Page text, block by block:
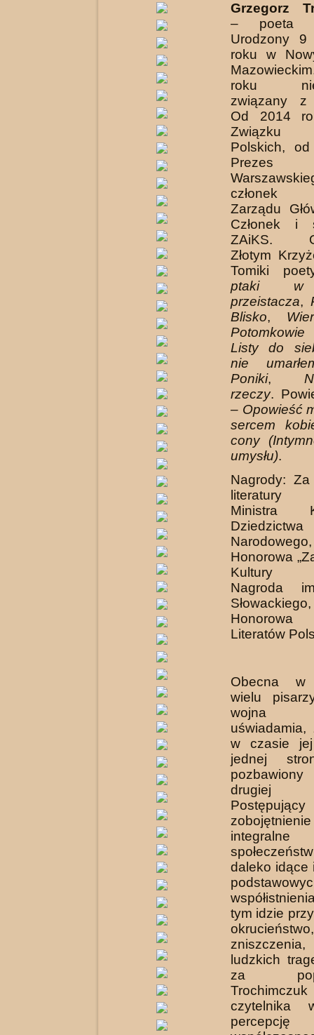
Grzegorz
– poeta i
Urodzony
roku w
roku
związany z
Od 2014
Związku
Polskich,
Prezes
członek
Zarządu
Członek i
ZAiKS.
Złotym
Tomiki
ptaki w
przeistacza,
Blisko,
Listy do
nie
Poniki,
rzeczy.
– Opowieść
sercem
cony
umysłu).
Nagrody:
literatury
Ministra
Dziedzictwa
Honorowa
Kultury
Nagroda
Literatów
Obecna w
wielu
wojna
uświadamia,
w czasie
jednej
drugiej
daleko idące
tym idzie
okrucieństwo,
ludzkich
za
czytelnika
percepcję